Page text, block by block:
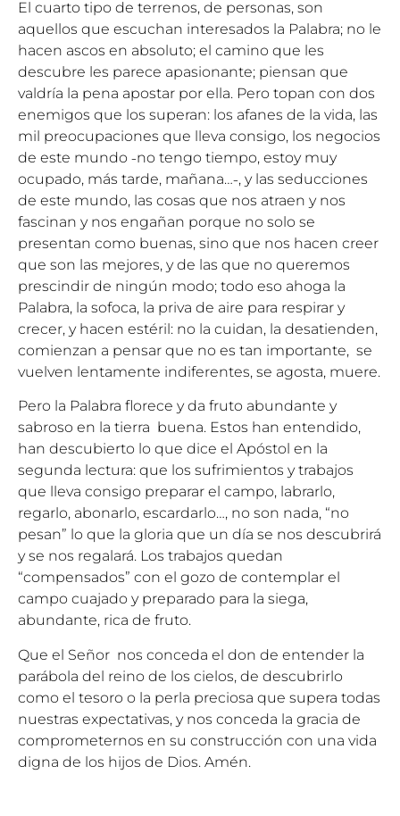
El cuarto tipo de terrenos, de personas, son
aquellos que escuchan interesados la Palabra; no le
hacen ascos en absoluto; el camino que les
descubre les parece apasionante; piensan que
valdría la pena apostar por ella. Pero topan con dos
enemigos que los superan: los afanes de la vida, las
mil preocupaciones que lleva consigo, los negocios
de este mundo ˗no tengo tiempo, estoy muy
ocupado, más tarde, mañana…˗, y las seducciones
de este mundo, las cosas que nos atraen y nos
fascinan y nos engañan porque no solo se
presentan como buenas, sino que nos hacen creer
que son las mejores, y de las que no queremos
prescindir de ningún modo; todo eso ahoga la
Palabra, la sofoca, la priva de aire para respirar y
crecer, y hacen estéril: no la cuidan, la desatienden,
comienzan a pensar que no es tan importante, se
vuelven lentamente indiferentes, se agosta, muere.
Pero la Palabra florece y da fruto abundante y
sabroso en la tierra buena. Estos han entendido,
han descubierto lo que dice el Apóstol en la
segunda lectura: que los sufrimientos y trabajos
que lleva consigo preparar el campo, labrarlo,
regarlo, abonarlo, escardarlo…, no son nada, “no
pesan” lo que la gloria que un día se nos descubrirá
y se nos regalará. Los trabajos quedan
“compensados” con el gozo de contemplar el
campo cuajado y preparado para la siega,
abundante, rica de fruto.
Que el Señor nos conceda el don de entender la
parábola del reino de los cielos, de descubrirlo
como el tesoro o la perla preciosa que supera todas
nuestras expectativas, y nos conceda la gracia de
comprometernos en su construcción con una vida
digna de los hijos de Dios. Amén.